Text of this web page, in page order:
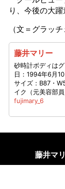
り、今後の大
（文＝グラッチ
藤井マリー
砂時計ボディは
日：1994年6月
サイズ：B87・
イク（元美容部
fujimary_6
藤井マ